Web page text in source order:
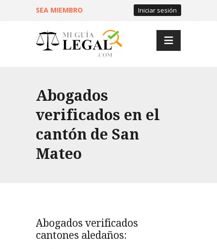
SEA MIEMBRO Iniciar sesión
Abogados
verificados en el
cantón de San
Mateo
Abogados verificados
cantones aledaños: